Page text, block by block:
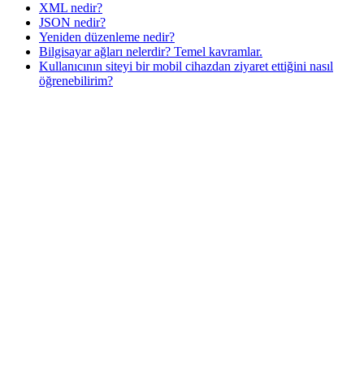
XML nedir?
JSON nedir?
Yeniden düzenleme nedir?
Bilgisayar ağları nelerdir? Temel kavramlar.
Kullanıcının siteyi bir mobil cihazdan ziyaret ettiğini nasıl
öğrenebilirim?